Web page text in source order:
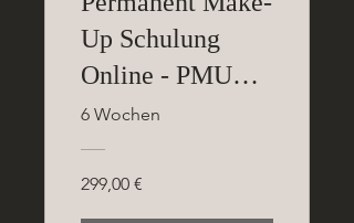
Up Schulung
Online - PMU
Expert
6 Wochen
299,00 €